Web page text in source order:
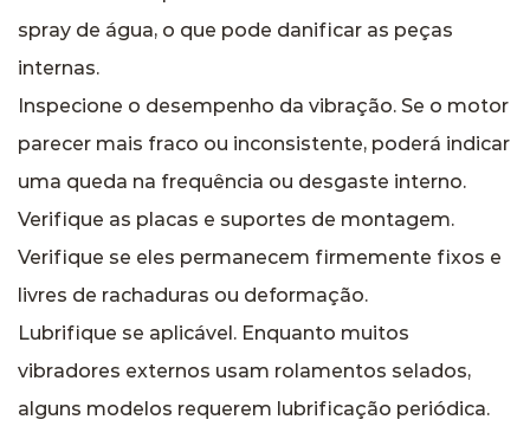
spray de água, o que pode danificar as peças
internas.
Inspecione o desempenho da vibração. Se o motor
parecer mais fraco ou inconsistente, poderá indicar
uma queda na frequência ou desgaste interno.
Verifique as placas e suportes de montagem.
Verifique se eles permanecem firmemente fixos e
livres de rachaduras ou deformação.
Lubrifique se aplicável. Enquanto muitos
vibradores externos usam rolamentos selados,
alguns modelos requerem lubrificação periódica.